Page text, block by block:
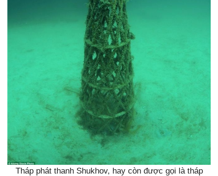
Tháp phát thanh Shukhov, hay còn được gọi là tháp